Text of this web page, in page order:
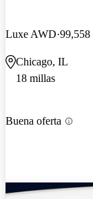
Luxe AWD 99,558
Chicago, IL
18 millas
Buena oferta